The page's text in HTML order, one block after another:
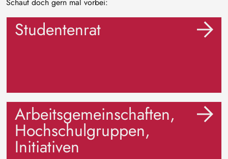
Studentenrat
Arbeitsgemeinschaften,
Hochschulgruppen,
Initiativen